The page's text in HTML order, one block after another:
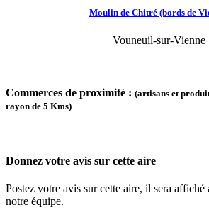
Moulin de Chitré (bords de
Vouneuil-sur-Vienne
Commerces de proximité : (artisans et
rayon de 5 Kms)
Donnez votre avis sur cette aire
Postez votre avis sur cette aire, il sera
notre équipe.